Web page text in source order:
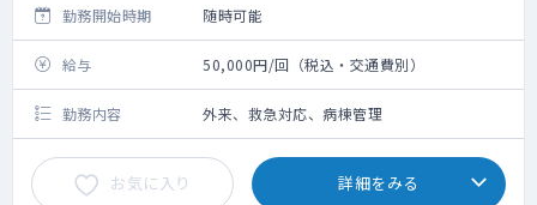
勤務開始時期 随時可能
給与 50,000円/回（税込・交通費別）
勤務内容 外来、救急対応、病棟管理
お気に入り 詳細をみる